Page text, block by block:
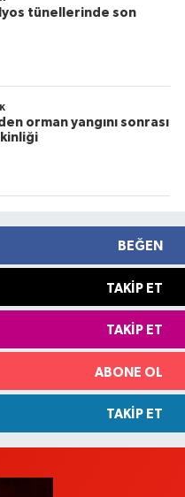
tünellerinde son
orman yangını sonrası
BEĞEN
TAKIP ET
TAKIP ET
ABONE OL
TAKIP ET